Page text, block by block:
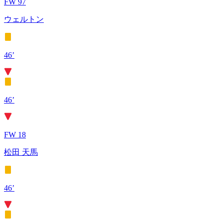
FW 97
ウェルトン
46’
46’
FW 18
松田 天馬
46’